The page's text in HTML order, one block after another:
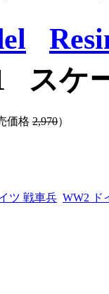
スケ
価格 2,970）
ツ 戦車兵 WW2 ド